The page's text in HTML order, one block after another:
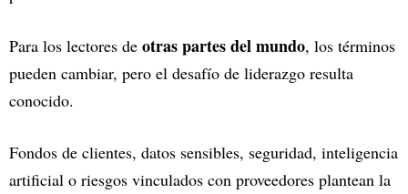
Para los lectores de otras partes del mundo, los términos
pueden cambiar, pero el desafío de liderazgo resulta
conocido.
Fondos de clientes, datos sensibles, seguridad, inteligencia
artificial o riesgos vinculados con proveedores plantean la